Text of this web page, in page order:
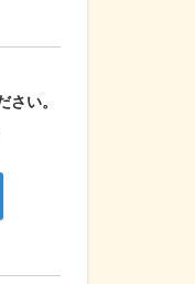
さい。